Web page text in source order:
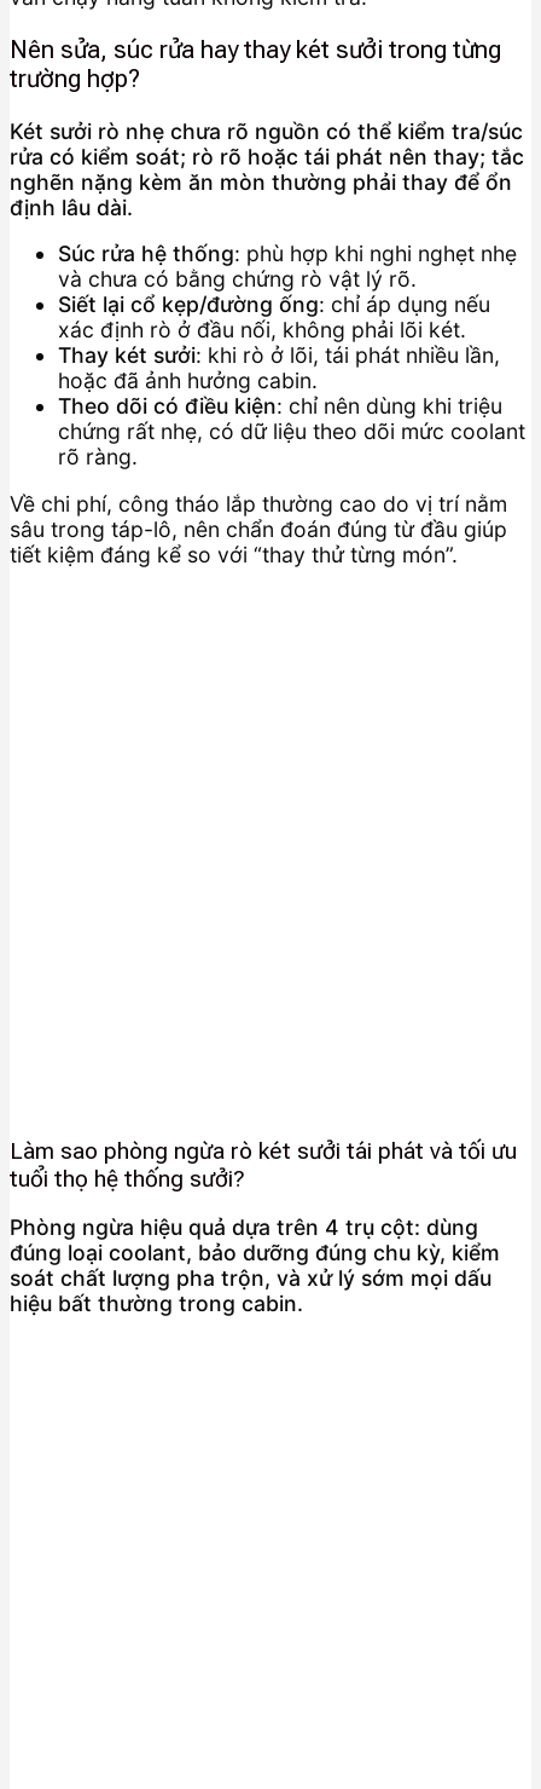
Nên sửa, súc rửa hay thay két sưởi trong từng
trường hợp?
Két sưởi rò nhẹ chưa rõ nguồn có thể kiểm tra/súc
rửa có kiểm soát; rò rõ hoặc tái phát nên thay; tắc
nghẽn nặng kèm ăn mòn thường phải thay để ổn
định lâu dài.
Súc rửa hệ thống: phù hợp khi nghi nghẹt nhẹ
và chưa có bằng chứng rò vật lý rõ.
Siết lại cổ kẹp/đường ống: chỉ áp dụng nếu
xác định rò ở đầu nối, không phải lõi két.
Thay két sưởi: khi rò ở lõi, tái phát nhiều lần,
hoặc đã ảnh hưởng cabin.
Theo dõi có điều kiện: chỉ nên dùng khi triệu
chứng rất nhẹ, có dữ liệu theo dõi mức coolant
rõ ràng.
Về chi phí, công tháo lắp thường cao do vị trí nằm
sâu trong táp-lô, nên chẩn đoán đúng từ đầu giúp
tiết kiệm đáng kể so với “thay thử từng món”.
Làm sao phòng ngừa rò két sưởi tái phát và tối ưu
tuổi thọ hệ thống sưởi?
Phòng ngừa hiệu quả dựa trên 4 trụ cột: dùng
đúng loại coolant, bảo dưỡng đúng chu kỳ, kiểm
soát chất lượng pha trộn, và xử lý sớm mọi dấu
hiệu bất thường trong cabin.